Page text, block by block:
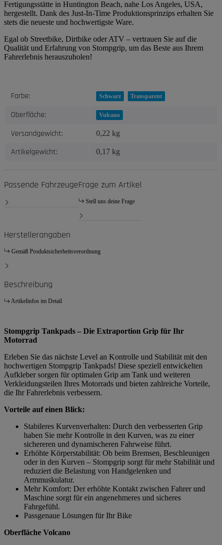
Fertigungsstätte in Huntington Beach, nahe Los Angeles, USA,
hergestellt. Dank des Just-In-Time Produktionsprinzips erhalten Sie
stets die neueste und hochwertigste Ware.
Egal ob Streetbike, Dirtbike oder ATV – vertrauen Sie auf die
Qualität und Erfahrung von Stompgrip, um das Beste aus Ihrem
Fahrerlebnis herauszuholen!
Produkteigenschaft
Wert
Farbe: Schwarz Transparent
Oberfläche: Vulcano
Versandgewicht: 0,22 kg
Artikelgewicht: 0,17 kg
Passende FahrzeugeFrage zum Artikel
Stell uns deine Frage
Herstellerangaben
Gemäß Produktsicherheitsverordnung
Beschreibung
Artikelinfos im Detail
Stompgrip Tankpads – Die Extraportion Grip für Ihr
Motorrad
Erleben Sie das nächste Level an Kontrolle und Stabilität mit den
hochwertigen Stompgrip Tankpads! Diese speziell entwickelten
Aufkleber sorgen für optimalen Grip am Tank und weiteren
Verkleidungsteilen Ihres Motorrads und bieten zahlreiche Vorteile,
die Ihr Fahrerlebnis verbessern.
Vorteile auf einen Blick:
Stabileres Kurvenverhalten: Durch den verbesserten Grip
haben Sie mehr Kontrolle in den Kurven, was zu einer
sichereren und dynamischeren Fahrweise führt.
Erhöhte Körperstabilität: Ob beim Bremsen, Beschleunigen
oder in den Kurven – Stompgrip sorgt für mehr Stabilität und
reduziert die Belastung von Handgelenken und
Armmuskulatur.
Mehr Komfort: Der erhöhte Kontakt zwischen Fahrer und
Maschine sorgt für ein angenehmeres und sicheres
Fahrgefühl.
Passgenaue Lösungen für Ihr Bike
Oberfläche Volcano